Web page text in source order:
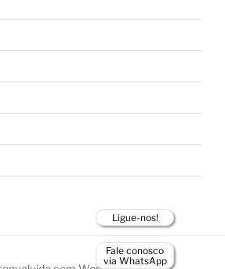
Fale conosco
via WhatsApp
Ligue-nos!